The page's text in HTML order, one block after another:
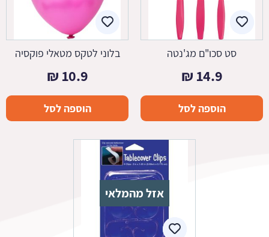
סט סכו"ם מג'נטה
14.9
₪
הוספה לסל
בלוני לטקס מטאלי פוקסיה
10.9
₪
הוספה לסל
אזל מהמלאי